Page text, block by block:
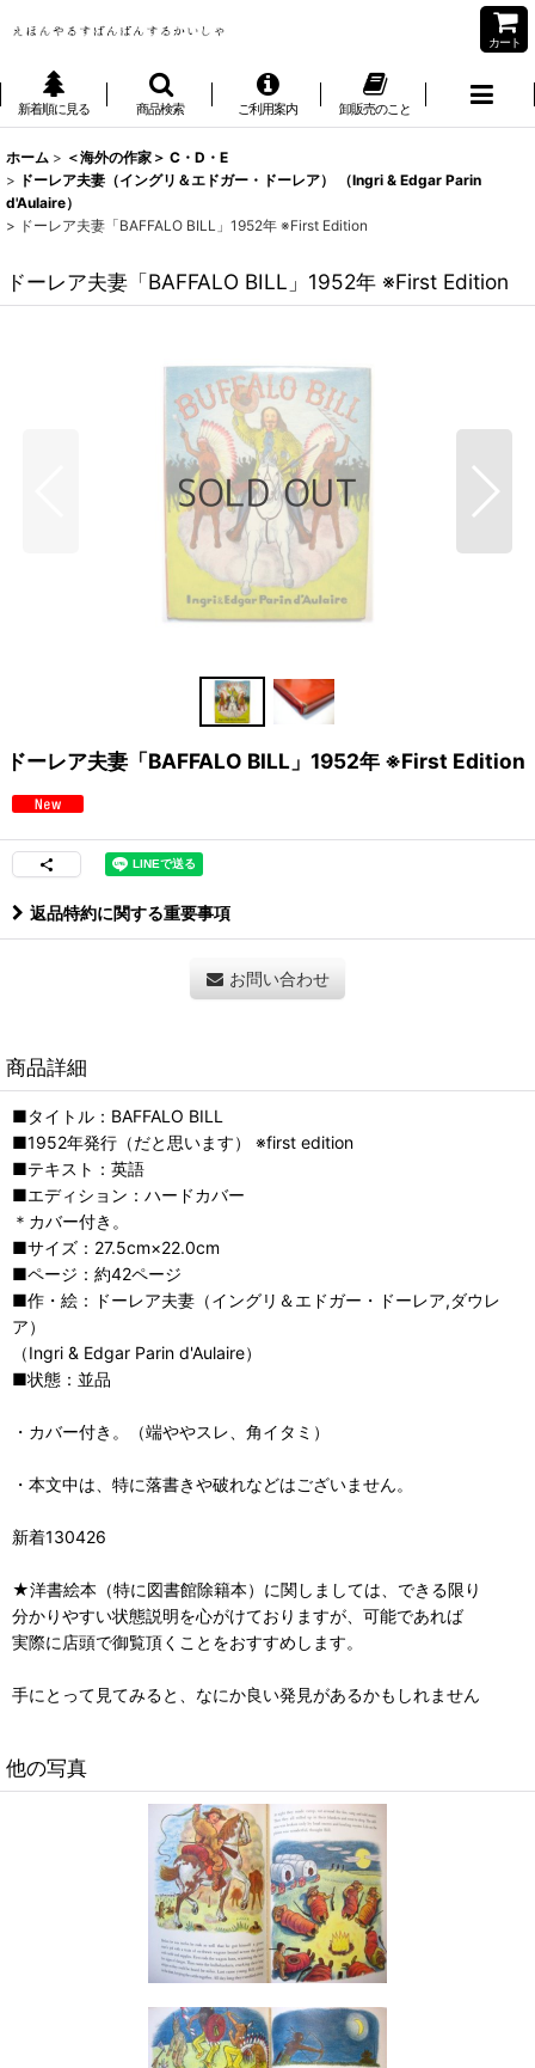
カート
新着順に見る 商品検索 ご利用案内 卸販売のこと
ホーム > ＜海外の作家＞ C・D・E
> ドーレア夫妻（イングリ＆エドガー・ドーレア） （Ingri & Edgar Parin
d'Aulaire）
> ドーレア夫妻「BAFFALO BILL」1952年 ※First Edition
ドーレア夫妻「BAFFALO BILL」1952年 ※First Edition
ドーレア夫妻「BAFFALO BILL」1952年 ※First Edition
返品特約に関する重要事項
お問い合わせ
商品詳細
■タイトル：BAFFALO BILL
■1952年発行（だと思います） ※first edition
■テキスト：英語
■エディション：ハードカバー
＊カバー付き。
■サイズ：27.5cm×22.0cm
■ページ：約42ページ
■作・絵：ドーレア夫妻（イングリ＆エドガー・ドーレア,ダウレ
ア）
（Ingri & Edgar Parin d'Aulaire）
■状態：並品
・カバー付き。（端ややスレ、角イタミ）
・本文中は、特に落書きや破れなどはございません。
新着130426
★洋書絵本（特に図書館除籍本）に関しましては、できる限り
分かりやすい状態説明を心がけておりますが、可能であれば
実際に店頭で御覧頂くことをおすすめします。
手にとって見てみると、なにか良い発見があるかもしれません
他の写真